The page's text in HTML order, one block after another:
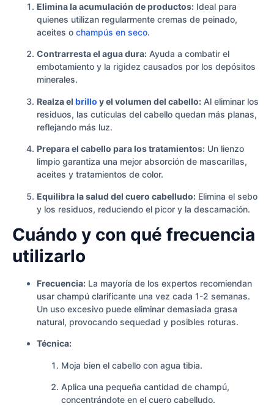
Elimina la acumulación de productos: Ideal para
quienes utilizan regularmente cremas de peinado,
aceites o champús en seco.
Contrarresta el agua dura: Ayuda a combatir el
embotamiento y la rigidez causados por los depósitos
minerales.
Realza el brillo y el volumen del cabello: Al eliminar los
residuos, las cutículas del cabello quedan más planas,
reflejando más luz.
Prepara el cabello para los tratamientos: Un lienzo
limpio garantiza una mejor absorción de mascarillas,
aceites y tratamientos de color.
Equilibra la salud del cuero cabelludo: Elimina el sebo
y los residuos, reduciendo el picor y la descamación.
Cuándo y con qué frecuencia
utilizarlo
Frecuencia: La mayoría de los expertos recomiendan
usar champú clarificante una vez cada 1-2 semanas.
Un uso excesivo puede eliminar demasiada grasa
natural, provocando sequedad y posibles roturas.
Técnica:
Moja bien el cabello con agua tibia.
Aplica una pequeña cantidad de champú,
concentrándote en el cuero cabelludo.